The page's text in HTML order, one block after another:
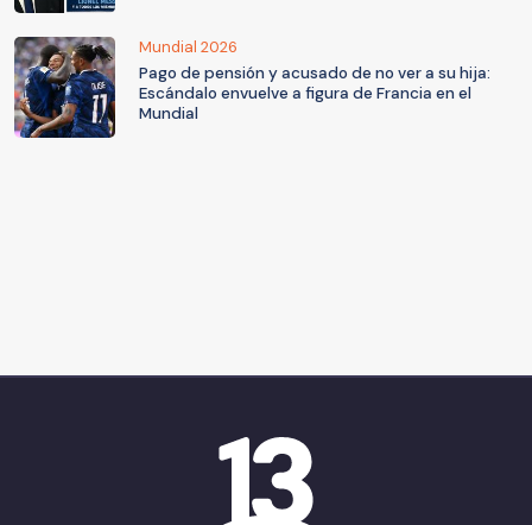
Mundial 2026
Pago de pensión y acusado de no ver a su hija:
Escándalo envuelve a figura de Francia en el
Mundial